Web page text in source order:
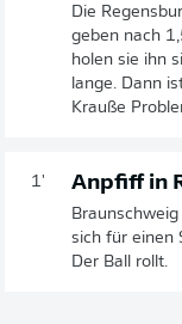
Die
geben nach
holen sie ihn
lange. Dann
Krauße
1' Anpfiff in
sich für einen
Der Ball rollt.